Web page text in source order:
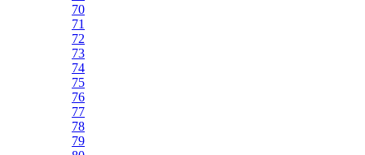
70
71
72
73
74
75
76
77
78
79